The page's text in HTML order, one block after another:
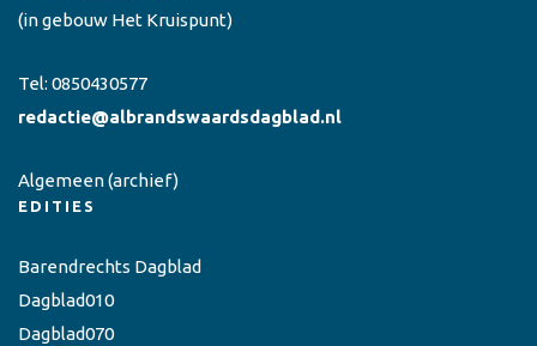
(in gebouw Het Kruispunt)
Tel: 0850430577
redactie@albrandswaardsdagblad.nl
Algemeen(archief)
EDITIES
Barendrechts Dagblad
Dagblad010
Dagblad070